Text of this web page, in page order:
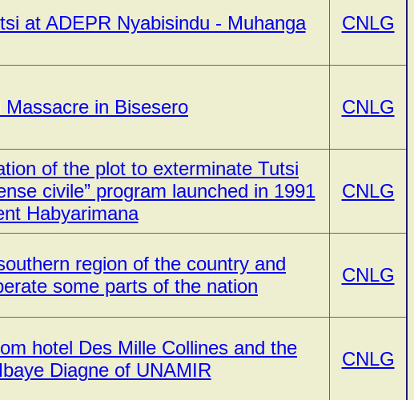
at ADEPR Nyabisindu - Muhanga CNLG
in Bisesero CNLG
of the plot to exterminate Tutsi
civile” program launched in 1991
Habyarimana
CNLG
region of the country and
some parts of the nation
CNLG
hotel Des Mille Collines and the
Diagne of UNAMIR
CNLG